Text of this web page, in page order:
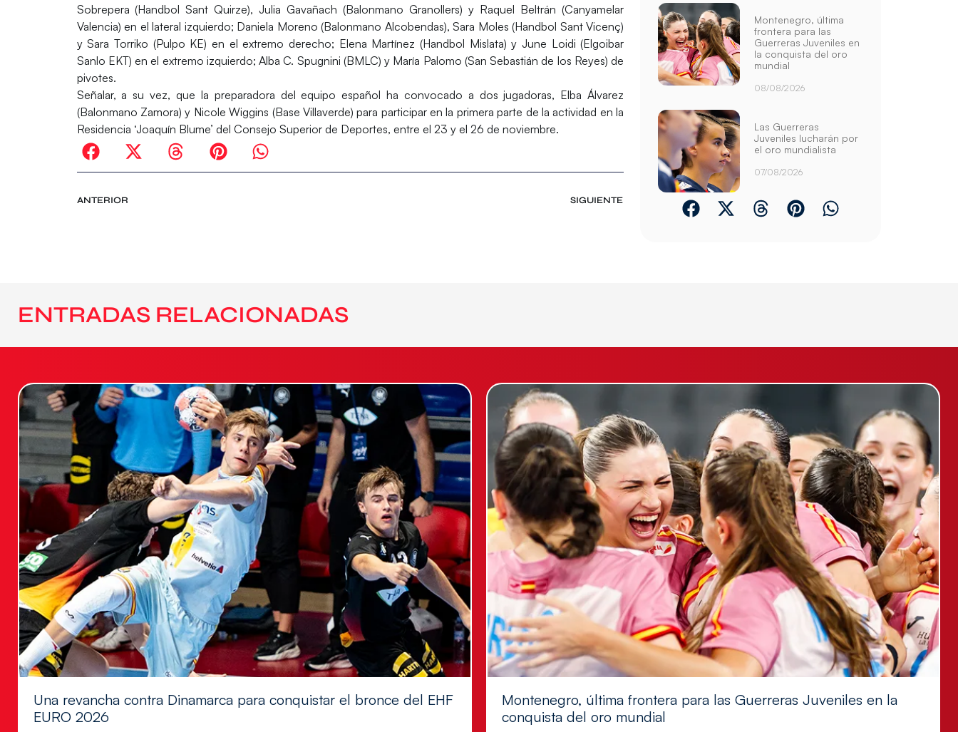
Sobrepera (Handbol Sant Quirze),Julia Gavañach (Balonmano Granollers) y Raquel Beltrán (Canyamelar
Valencia) en el lateral izquierdo; Daniela Moreno (Balonmano Alcobendas),Sara Moles (Handbol Sant Vicenç)
ySara Torriko (Pulpo KE) en el extremo derecho; Elena Martínez (Handbol Mislata) y June Loidi (Elgoibar
Sanlo EKT) en el extremo izquierdo;Alba C. Spugnini (BMLC) y María Palomo (San Sebastián de los Reyes) de
pivotes.
Señalar, a su vez, que la preparadora del equipo español ha convocado a dos jugadoras, Elba Álvarez
(Balonmano Zamora) y Nicole Wiggins (Base Villaverde) para participar en la primera parte de la actividad en la
Residencia ‘Joaquín Blume’ del Consejo Superior de Deportes, entre el 23 y el 26 de noviembre.
ANTERIOR SIGUIENTE
Montenegro, última
frontera para las
Guerreras Juveniles en
la conquista del oro
mundial
08/08/2026
Las Guerreras
Juveniles lucharán por
el oro mundialista
07/08/2026
ENTRADAS RELACIONADAS
Una revancha contra Dinamarca para conquistar el bronce del EHF
EURO 2026
Montenegro, última frontera para las Guerreras Juveniles en la
conquista del oro mundial